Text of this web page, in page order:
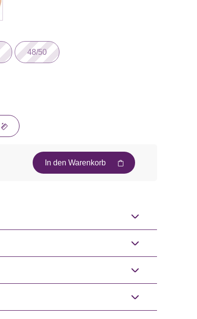
48/50
In den Warenkorb